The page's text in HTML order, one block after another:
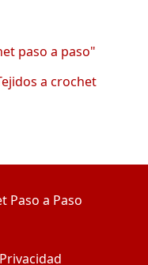
paso a paso"
a crochet
Paso a Paso